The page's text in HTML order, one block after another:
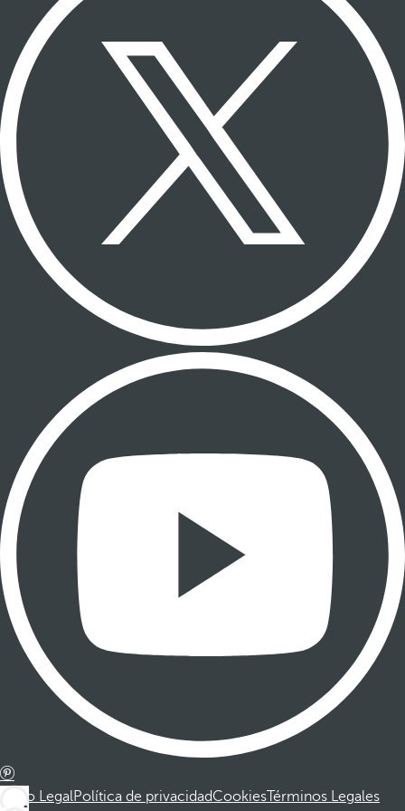
Aviso LegalPolítica de privacidadCookiesTérminos Legales